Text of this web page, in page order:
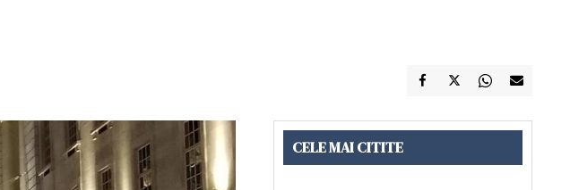
CELE MAI CITITE